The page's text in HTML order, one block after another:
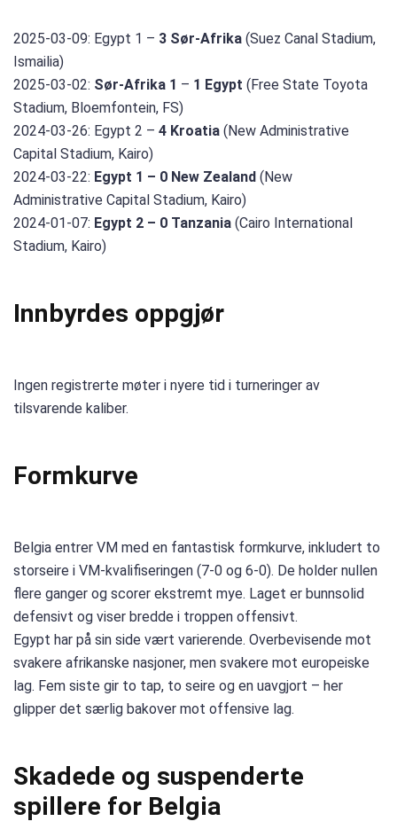
2025-03-09: Egypt 1 – 3 Sør-Afrika (Suez Canal Stadium,
Ismailia)
2025-03-02: Sør-Afrika 1 – 1 Egypt (Free State Toyota
Stadium, Bloemfontein, FS)
2024-03-26: Egypt 2 – 4 Kroatia (New Administrative
Capital Stadium, Kairo)
2024-03-22: Egypt 1 – 0 New Zealand (New
Administrative Capital Stadium, Kairo)
2024-01-07: Egypt 2 – 0 Tanzania (Cairo International
Stadium, Kairo)
Innbyrdes oppgjør
Ingen registrerte møter i nyere tid i turneringer av
tilsvarende kaliber.
Formkurve
Belgia entrer VM med en fantastisk formkurve, inkludert to
storseire i VM-kvalifiseringen (7-0 og 6-0). De holder nullen
flere ganger og scorer ekstremt mye. Laget er bunnsolid
defensivt og viser bredde i troppen offensivt.
Egypt har på sin side vært varierende. Overbevisende mot
svakere afrikanske nasjoner, men svakere mot europeiske
lag. Fem siste gir to tap, to seire og en uavgjort – her
glipper det særlig bakover mot offensive lag.
Skadede og suspenderte
spillere for Belgia